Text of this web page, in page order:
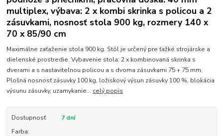
multiplex, výbava: 2 x kombi skrinka s policou a 2
zásuvkami, nosnosť stola 900 kg, rozmery 140 x
70 x 85/90 cm
Maximálne zaťaženie stola 900 kg. Stôl je určený pre ťažké strojárske a
dielenské prostredie. Vybavenie stola: 2 x kombinovaná skrinka s
dverami a s nastaviteľnou policou a s dvoma zásuvkami 75 + 75 mm.
Plošná nosnosť zásuvky 100 kg, ložiskový výsun zásuvky 100 %, blokácia
výsunu zásuvky, uzamykanie... celý popis
Dostupnosť
7 dní
Farba: